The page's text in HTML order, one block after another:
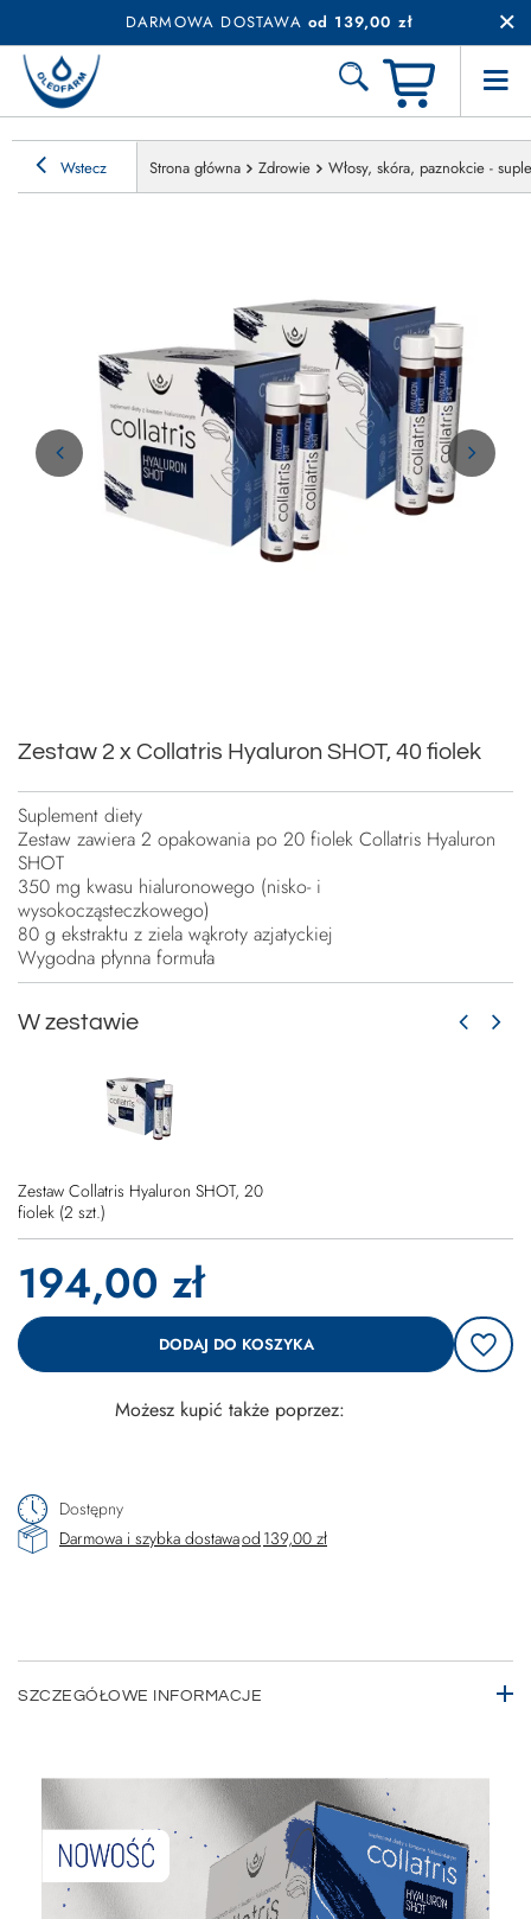
DARMOWA DOSTAWA od 139,00 zł
Wstecz Strona główna Zdrowie Włosy, skóra, paznokcie -
Zestaw 2 x Collatris Hyaluron SHOT, 40 fiolek
Suplement diety
Zestaw zawiera 2 opakowania po 20 fiolek Collatris Hyaluron
SHOT
350 mg kwasu hialuronowego (nisko- i
wysokocząsteczkowego)
80 g ekstraktu z ziela wąkroty azjatyckiej
Wygodna płynna formuła
W zestawie
Zestaw Collatris Hyaluron SHOT, 20
fiolek (2 szt.)
194,00 zł
DODAJ DO KOSZYKA
Możesz kupić także poprzez:
Dostępny
Darmowa i szybka dostawaod 139,00 zł
SZCZEGÓŁOWE INFORMACJE